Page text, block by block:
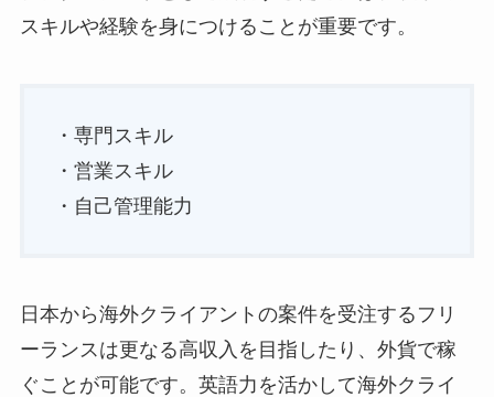
スキルや経験を身につけることが重要です。
・専門スキル
・営業スキル
・自己管理能力
日本から海外クライアントの案件を受注するフリ
ーランスは更なる高収入を目指したり、外貨で稼
ぐことが可能です。英語力を活かして海外クライ